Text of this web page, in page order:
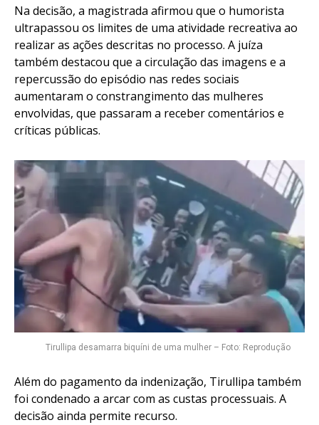
Na decisão, a magistrada afirmou que o humorista
ultrapassou os limites de uma atividade recreativa ao
realizar as ações descritas no processo. A juíza
também destacou que a circulação das imagens e a
repercussão do episódio nas redes sociais
aumentaram o constrangimento das mulheres
envolvidas, que passaram a receber comentários e
críticas públicas.
Tirullipa desamarra biquíni de uma mulher – Foto: Reprodução
Além do pagamento da indenização, Tirullipa também
foi condenado a arcar com as custas processuais. A
decisão ainda permite recurso.